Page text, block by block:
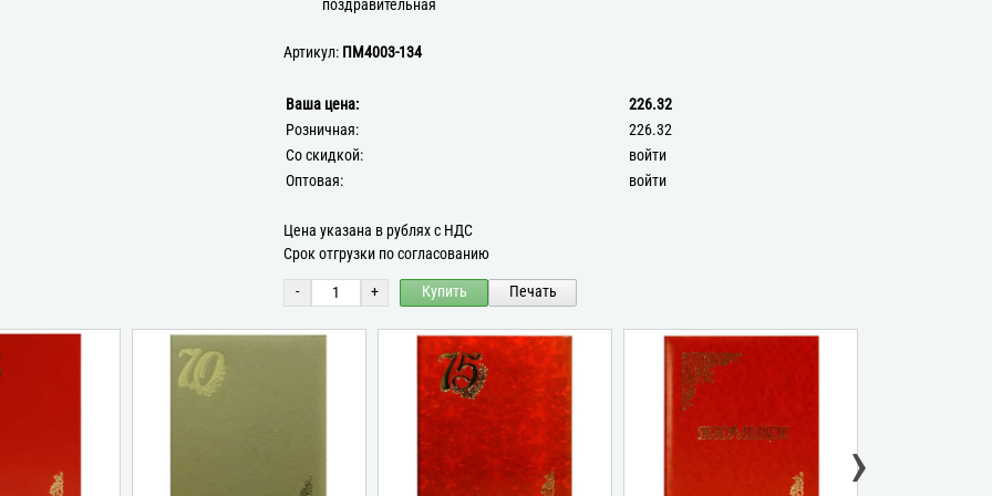
поздравительная
Артикул: ПМ4003-134
Ваша цена:
226.32
Розничная:
226.32
Со скидкой:
войти
Оптовая:
войти
Цена указана в рублях с НДС
Срок отгрузки по согласованию
- + Купить Печать
›